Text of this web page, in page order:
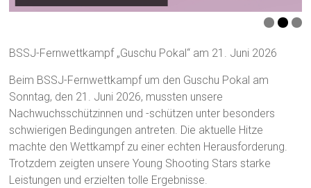
BSSJ-Fernwettkampf „Guschu Pokal“ am 21. Juni 2026
Beim BSSJ-Fernwettkampf um den Guschu Pokal am
Sonntag, den 21. Juni 2026, mussten unsere
Nachwuchsschützinnen und -schützen unter besonders
schwierigen Bedingungen antreten. Die aktuelle Hitze
machte den Wettkampf zu einer echten Herausforderung.
Trotzdem zeigten unsere Young Shooting Stars starke
Leistungen und erzielten tolle Ergebnisse.